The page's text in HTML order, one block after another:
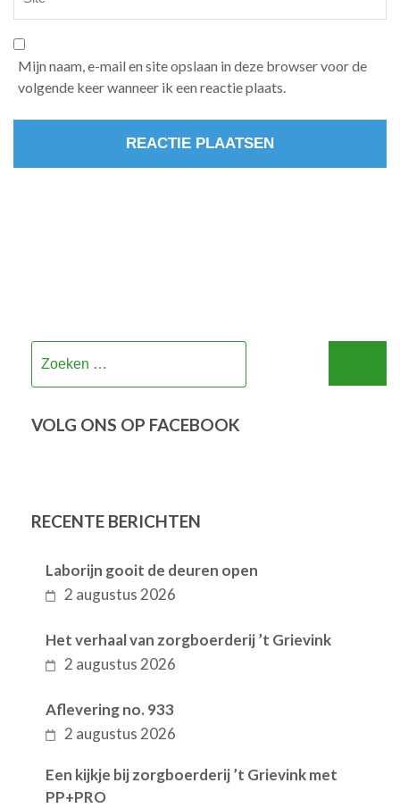
Mijn naam, e-mail en site opslaan in deze browser voor de
volgende keer wanneer ik een reactie plaats.
VOLG ONS OP FACEBOOK
RECENTE BERICHTEN
Laborijn gooit de deuren open
2 augustus 2026
Het verhaal van zorgboerderij ’t Grievink
2 augustus 2026
Aflevering no. 933
2 augustus 2026
Een kijkje bij zorgboerderij ’t Grievink met
PP+PRO